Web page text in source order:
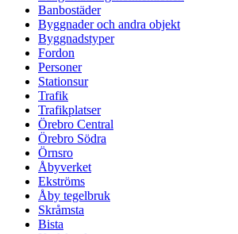
Banbostäder
Byggnader och andra objekt
Byggnadstyper
Fordon
Personer
Stationsur
Trafik
Trafikplatser
Örebro Central
Örebro Södra
Örnsro
Åbyverket
Ekströms
Åby tegelbruk
Skråmsta
Bista